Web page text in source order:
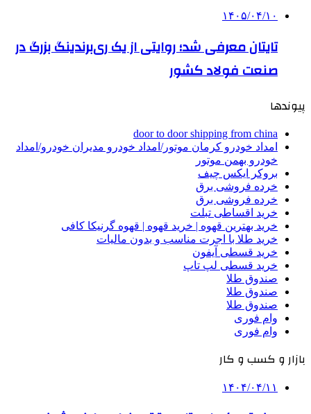
۱۴۰۵/۰۴/۱۰
تایتان معرفی شد؛ روایتی از یک ری‌برندینگ بزرگ در
صنعت فولاد کشور
پیوندها
door to door shipping from china
امداد خودرو کرمان موتور/امداد خودرو مدیران خودرو/امداد
خودرو بهمن موتور
بروکر ایکس چیف
خرده فروشی برق
خرده فروشی برق
خرید اقساطی تبلت
خرید بهترین قهوه | خرید قهوه | قهوه گرنیکا کافی
خرید طلا با اجرت مناسب و بدون مالیات
خرید قسطی آیفون
خرید قسطی لپ تاپ
صندوق طلا
صندوق طلا
صندوق طلا
وام فوری
وام فوری
بازار و کسب و کار
۱۴۰۴/۰۴/۱۱